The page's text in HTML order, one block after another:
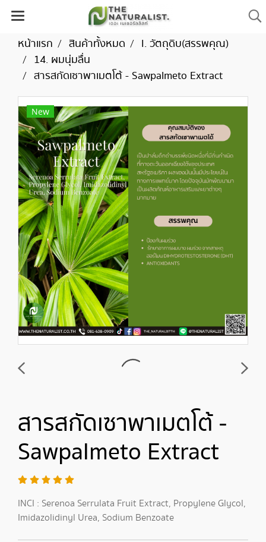
หน้าแรก สินค้าทั้งหมด
I. วัตถุดิบ(สรรพคุณ)
14. ผมนุ่มลื่น
สารสกัดเซาพาเมตโต้ - Sawpalmeto Extract
New
สารสกัดเซาพาเมตโต้ -
Sawpalmeto Extract
INCI : Serenoa Serrulata Fruit Extract, Propylene Glycol,
Imidazolidinyl Urea, Sodium Benzoate